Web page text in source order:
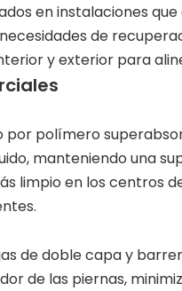
en instalaciones
de
y exterior para
polímero
manteniendo una
limpio en los centros
de doble capa y
de las piernas,